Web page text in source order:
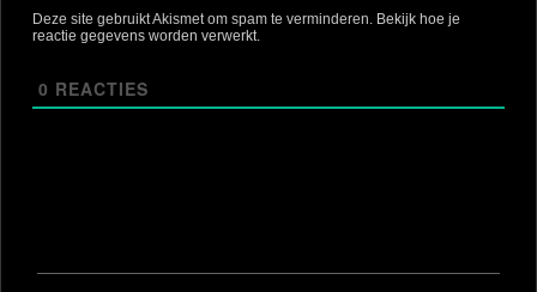
Deze site gebruikt Akismet om spam te verminderen. Bekijk hoe je
reactie gegevens worden verwerkt
0 REACTIES